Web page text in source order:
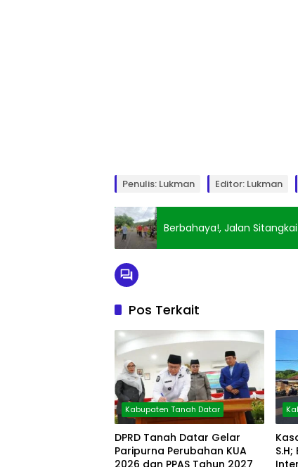
Penulis: Lukman Editor: Lukman
Pos Terkait
Kabupaten Tanah Datar
DPRD Tanah Datar Gelar
Paripurna Perubahan KUA